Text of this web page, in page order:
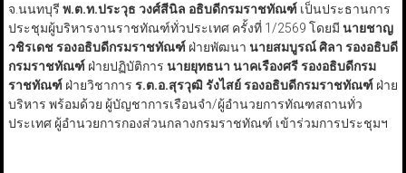
จ.นนทบุรี พ.ต.ท.ประวุธ วงศ์สีนิล อธิบดีกรมราชทัณฑ์ เป็นประธานการ
ประชุมผู้บริหารงานราชทัณฑ์ทั่วประเทศ ครั้งที่ 1/2569 โดยมี นายชาญ
วชิรเดชรองอธิบดีกรมราชทัณฑ์ ฝ่ายพัฒนา นายสมบูรณ์ ศิลา รองอธิบดี
กรมราชทัณฑ์ ฝ่ายปฏิบัติการ นายยุทธนา นาคเรืองศรีรองอธิบดีกรม
ราชทัณฑ์ ฝ่ายวิชาการ ร.ต.อ.สุรวุฒิ รังไสย์รองอธิบดีกรมราชทัณฑ์ ฝ่าย
บริหาร พร้อมด้วย ผู้บัญชาการเรือนจำ/ผู้อำนวยการทัณฑสถานทั่ว
ประเทศ ผู้อำนวยการกองส่วนกลางกรมราชทัณฑ์ เข้าร่วมการประชุมฯ